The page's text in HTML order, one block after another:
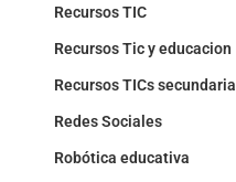
Recursos TIC
Recursos Tic y educacion
Recursos TICs secundaria
Redes Sociales
Robótica educativa